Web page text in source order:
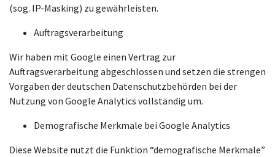
(sog. IP-Masking) zu gewährleisten.
Auftragsverarbeitung
Wir haben mit Google einen Vertrag zur
Auftragsverarbeitung abgeschlossen und setzen die strengen
Vorgaben der deutschen Datenschutzbehörden bei der
Nutzung von Google Analytics vollständig um.
Demografische Merkmale bei Google Analytics
Diese Website nutzt die Funktion “demografische Merkmale”